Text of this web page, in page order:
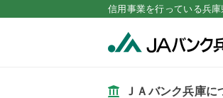
信用事業を行っている兵
ＪＡバンク兵庫に